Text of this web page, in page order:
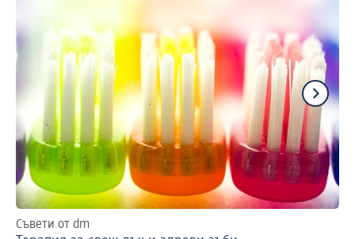
Съвети от dm